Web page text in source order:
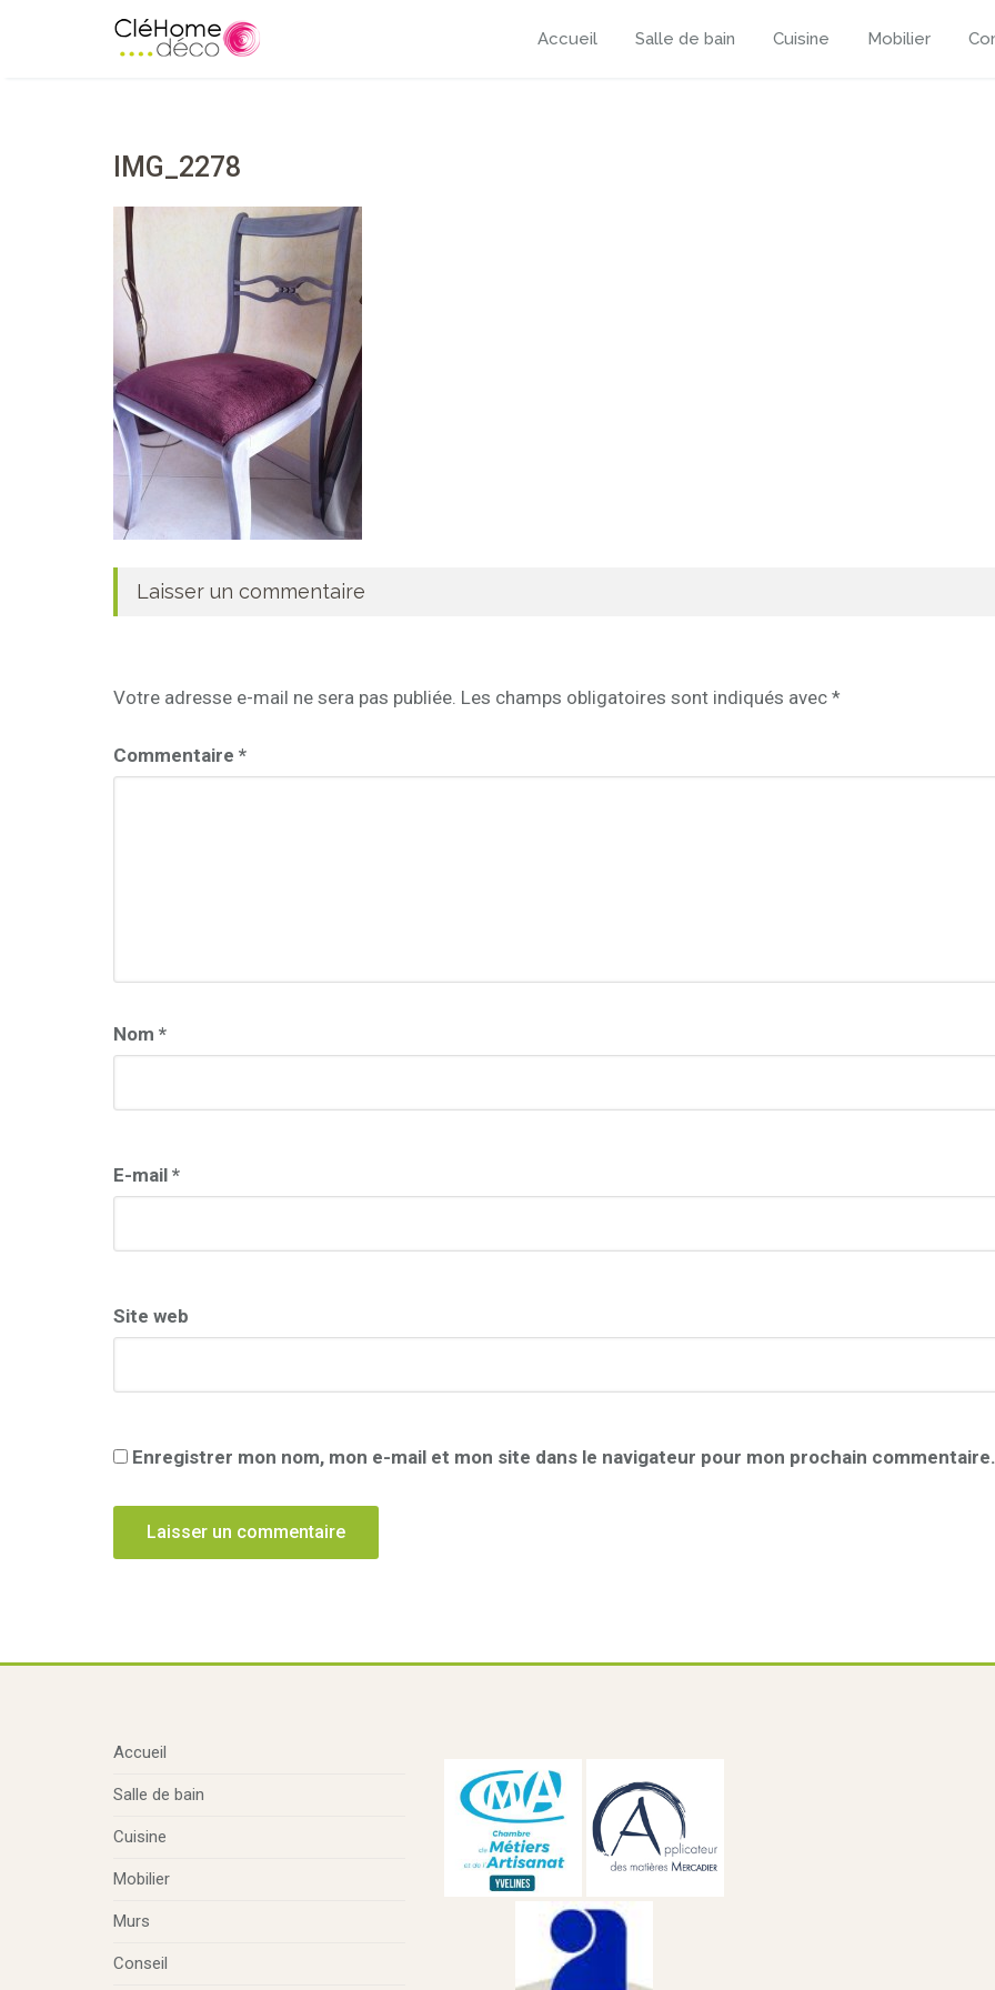
Accueil Salle de bain Cuisine Mobilier
IMG_2278
Laisser un commentaire
Votre adresse e-mail ne sera pas publiée. Les champs obligatoires sont indiqués avec *
Commentaire *
Nom *
E-mail *
Site web
Enregistrer mon nom, mon e-mail et mon site dans le navigateur pour mon prochain commentaire.
Accueil
Salle de bain
Cuisine
Mobilier
Murs
Conseil